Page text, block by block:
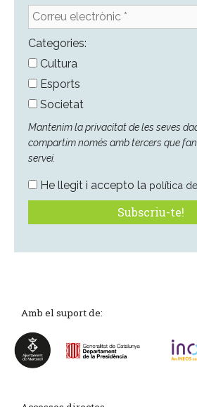
Correu
electrònic
*Categories:
Cultura
Esports
Societat
Mantenim la privacitat de les seves
compartim només amb tercers que
servei.
He llegit i accepto la política
Amb el suport de: